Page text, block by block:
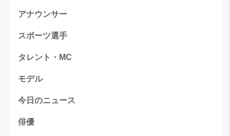
アナウンサー
スポーツ選手
タレント・MC
モデル
今日のニュース
俳優